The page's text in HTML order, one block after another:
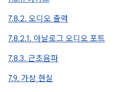
7.8.2. 오디오 출력
7.8.2.1. 아날로그 오디오 포트
7.8.3. 근초음파
7.9. 가상 현실